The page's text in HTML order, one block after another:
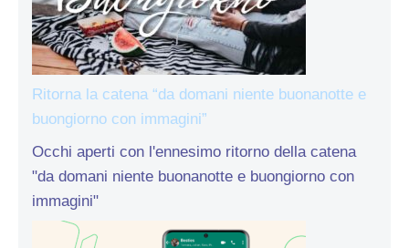
Ritorna la catena “da domani niente buonanotte e
buongiorno con immagini”
Occhi aperti con l'ennesimo ritorno della catena
"da domani niente buonanotte e buongiorno con
immagini"